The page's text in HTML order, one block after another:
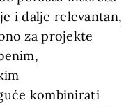
i dalje relevantan,
za projekte
kombinirati